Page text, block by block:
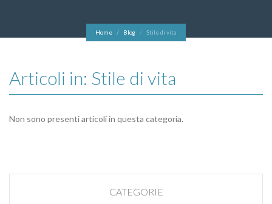
Home Blog Stile di vita
Articoli in: Stile di vita
Non sono presenti articoli in questa categoria.
CATEGORIE